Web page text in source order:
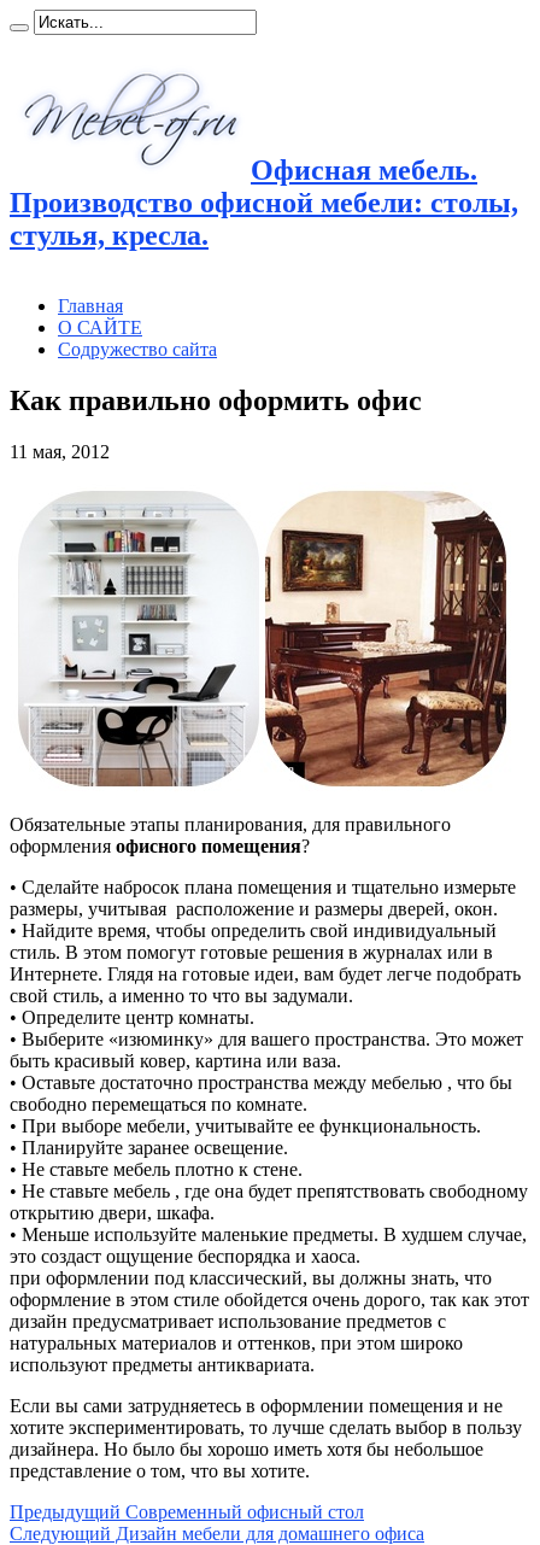
Офисная мебель.
Производство офисной мебели: столы,
стулья, кресла.
Главная
О САЙТЕ
Содружество сайта
Как правильно оформить офис
11 мая, 2012
Обязательные этапы планирования, для правильного
оформления офисного помещения?
• Сделайте набросок плана помещения и тщательно измерьте
размеры, учитывая расположение и размеры дверей, окон.
• Найдите время, чтобы определить свой индивидуальный
стиль. В этом помогут готовые решения в журналах или в
Интернете. Глядя на готовые идеи, вам будет легче подобрать
свой стиль, а именно то что вы задумали.
• Определите центр комнаты.
• Выберите «изюминку» для вашего пространства. Это может
быть красивый ковер, картина или ваза.
• Оставьте достаточно пространства между мебелью , что бы
свободно перемещаться по комнате.
• При выборе мебели, учитывайте ее функциональность.
• Планируйте заранее освещение.
• Не ставьте мебель плотно к стене.
• Не ставьте мебель , где она будет препятствовать свободному
открытию двери, шкафа.
• Меньше используйте маленькие предметы. В худшем случае,
это создаст ощущение беспорядка и хаоса.
при оформлении под классический, вы должны знать, что
оформление в этом стиле обойдется очень дорого, так как этот
дизайн предусматривает использование предметов с
натуральных материалов и оттенков, при этом широко
используют предметы антиквариата.
Если вы сами затрудняетесь в оформлении помещения и не
хотите экспериментировать, то лучше сделать выбор в пользу
дизайнера. Но было бы хорошо иметь хотя бы небольшое
представление о том, что вы хотите.
Предыдущий Современный офисный стол
Следующий Дизайн мебели для домашнего офиса